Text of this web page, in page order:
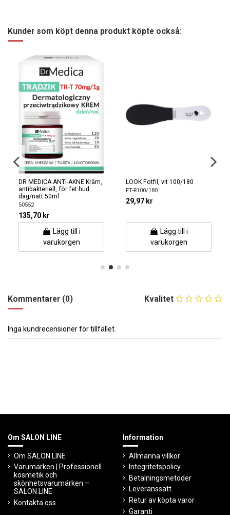
Kunder som köpt denna produkt köpte också:
DR MEDICA ANTI-AKNE Kräm,
antibakteriell, för fet hud
dag/natt 50ml
50552
135,70 kr
Lägg till i
varukorgen
LOOK Fotfil, vit 100/180
FT-R100/180
29,97 kr
Lägg till i
varukorgen
Kvalitet
Kommentarer (0)
Inga kundrecensioner för tillfället.
Om SALON LINE
Om SALON LINE
Varumärken | Professionell
kosmetik och
skönhetsvarumärken –
SALON LINE
Kontakta oss
Information
Allmänna villkor
Integritetspolicy
Betalningsmetoder
Leveranssätt
Retur av köpta varor
Garanti